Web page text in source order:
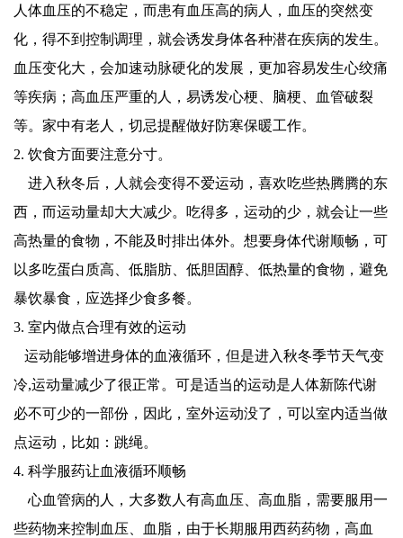
人体血压的不稳定，而患有血压高的病人，血压的突然变
化，得不到控制调理，就会诱发身体各种潜在疾病的发生。
血压变化大，会加速动脉硬化的发展，更加容易发生心绞痛
等疾病；高血压严重的人，易诱发心梗、脑梗、血管破裂
等。家中有老人，切忌提醒做好防寒保暖工作。
2. 饮食方面要注意分寸。
进入秋冬后，人就会变得不爱运动，喜欢吃些热腾腾的东
西，而运动量却大大减少。吃得多，运动的少，就会让一些
高热量的食物，不能及时排出体外。想要身体代谢顺畅，可
以多吃蛋白质高、低脂肪、低胆固醇、低热量的食物，避免
暴饮暴食，应选择少食多餐。
3. 室内做点合理有效的运动
运动能够增进身体的血液循环，但是进入秋冬季节天气变
冷,运动量减少了很正常。可是适当的运动是人体新陈代谢
必不可少的一部份，因此，室外运动没了，可以室内适当做
点运动，比如：跳绳。
4. 科学服药让血液循环顺畅
心血管病的人，大多数人有高血压、高血脂，需要服用一
些药物来控制血压、血脂，由于长期服用西药药物，高血